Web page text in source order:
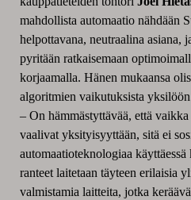
mahdollista automaatio nähdään
helpottavana, neutraalina asiana,
pyritään ratkaisemaan
korjaamalla. Hänen mukaansa
algoritmien vaikutuksista
– On hämmästyttävää, että
vaalivat yksityisyyttään, sitä ei
automaatioteknologiaa
ranteet laitetaan täyteen erilaisia
valmistamia laitteita, jotka